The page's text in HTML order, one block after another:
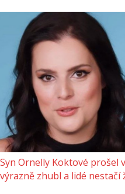
Syn Ornelly Koktové prošel
výrazně zhubl a lidé nestačí